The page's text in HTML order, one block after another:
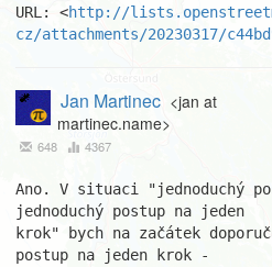
URL: <http://
cz/attachments/20230317/
Jan Martinec <jan at
martinec.name>
648 4367
Ano. V situaci "jednoduchý
jednoduchý postup na jeden
krok" bych na začátek
postup na jeden krok -